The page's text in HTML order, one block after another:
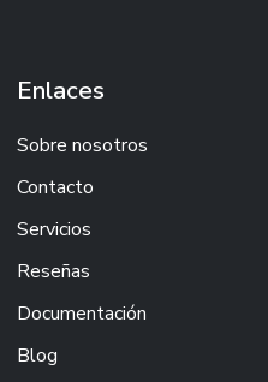
Enlaces
Sobre nosotros
Contacto
Servicios
Reseñas
Documentación
Blog